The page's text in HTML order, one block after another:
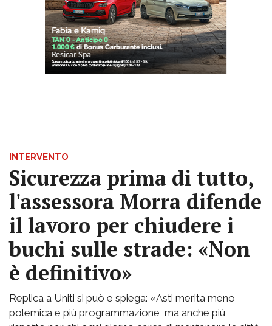
INTERVENTO
Sicurezza prima di tutto,
l'assessora Morra difende
il lavoro per chiudere i
buchi sulle strade: «Non
è definitivo»
Replica a Uniti si può e spiega: «Asti merita meno
polemica e più programmazione, ma anche più